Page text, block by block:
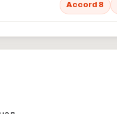
Accord 8